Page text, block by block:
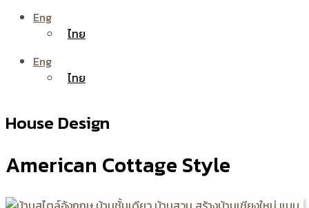
Eng
ไทย
Eng
ไทย
House Design
American Cottage Style